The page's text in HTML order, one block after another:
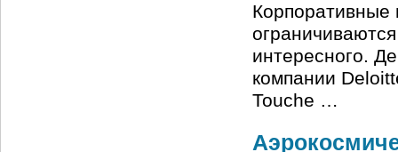
интересного.
компании
Touche …